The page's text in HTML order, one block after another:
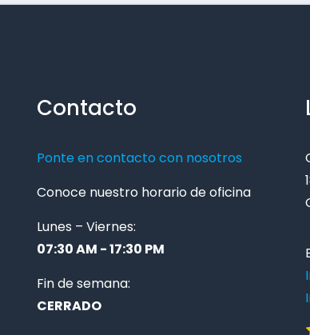
Contacto
Ponte en contacto con nosotros
Conoce nuestro horario de oficina
Lunes – Viernes:
07:30 AM - 17:30 PM
Fin de semana:
CERRADO